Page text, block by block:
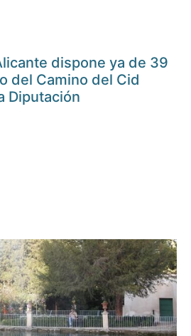
dispone ya de 39
del Camino del Cid
Diputación